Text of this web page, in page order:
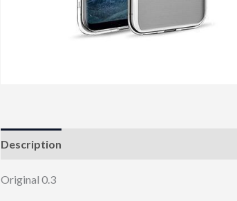
Description
Original 0.3